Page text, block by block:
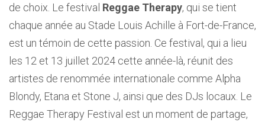
de choix. Le festival Reggae Therapy, qui se tient
chaque année au Stade Louis Achille à Fort-de-France,
est un témoin de cette passion. Ce festival, qui a lieu
les 12 et 13 juillet 2024 cette année-là, réunit des
artistes de renommée internationale comme Alpha
Blondy, Etana et Stone J, ainsi que des DJs locaux. Le
Reggae Therapy Festival est un moment de partage,